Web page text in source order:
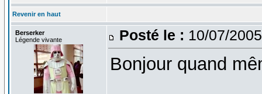
Revenir en haut
Berserker
Légende vivante
Posté le : 10/07/
Bonjour quand